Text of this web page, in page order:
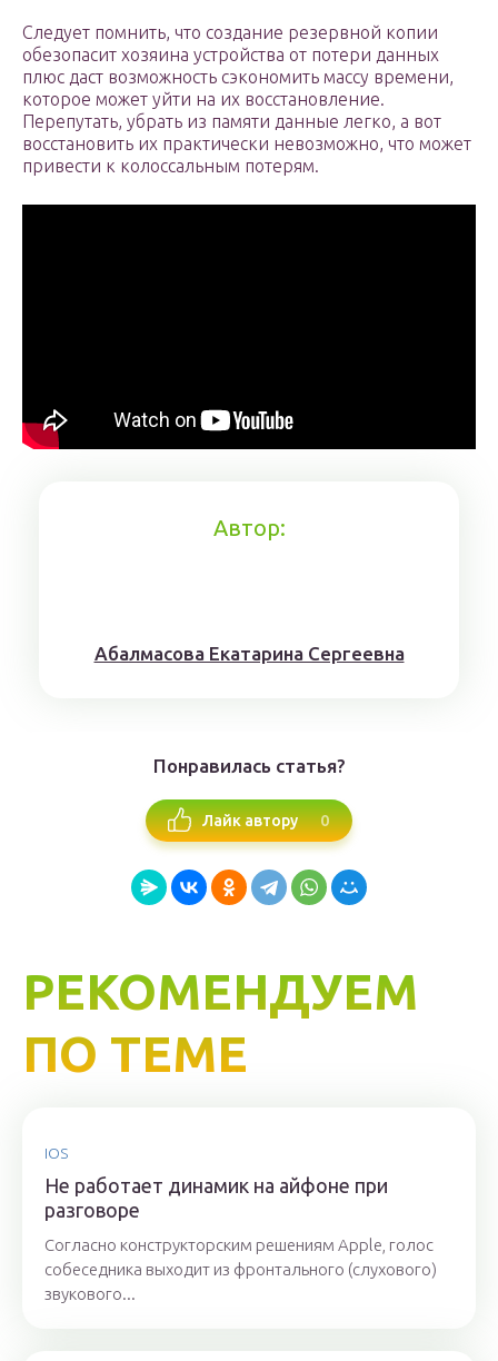
Следует помнить, что создание резервной копии
обезопасит хозяина устройства от потери данных
плюс даст возможность сэкономить массу времени,
которое может уйти на их восстановление.
Перепутать, убрать из памяти данные легко, а вот
восстановить их практически невозможно, что может
привести к колоссальным потерям.
Автор:
Aбaлмaсoвa Eкaтaринa Ceргeeвнa
Понравилась статья?
Лайк автору 0
РЕКОМЕНДУЕМ
ПО ТЕМЕ
IOS
Не работает динамик на айфоне при
разговоре
Согласно конструкторским решениям Apple, голос
собеседника выходит из фронтального (слухового)
звукового...